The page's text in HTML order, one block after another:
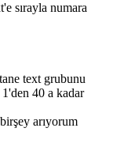
sırayla numara
text grubunu
1'den 40 a kadar
arıyorum